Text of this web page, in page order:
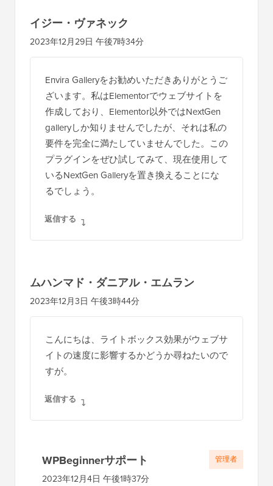
の
イ
ン
イジー・ヴァネック
2023年12月29日 午後7時34分
Envira Galleryをお勧めいただきありがとうご
ざいます。私はElementorでウェブサイトを
作成しており、Elementor以外ではNextGen
galleryしか知りませんでしたが、それは私の
要件を完全に満たしていませんでした。この
プラグインをぜひ試してみて、現在使用して
いるNextGen Galleryを置き換えることにな
るでしょう。
返信する
ムハンマド・ダニアル・エムラン
2023年12月3日 午後3時44分
こんにちは、ライトボックス効果がウェブサ
イトの速度に影響するかどうか尋ねたいので
すが。
返信する
WPBeginnerサポート
2023年12月4日 午後1時37分
管理者